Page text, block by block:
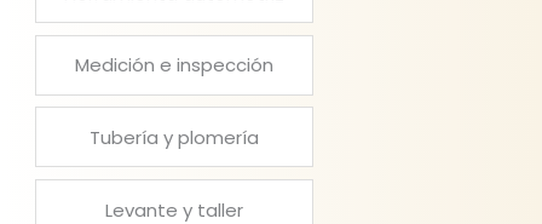
Medición e inspección
Tubería y plomería
Levante y taller